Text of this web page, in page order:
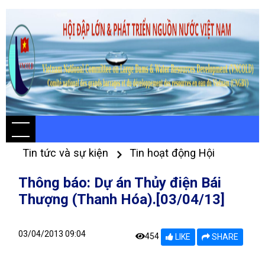
Tin tức và sự kiện Tin hoạt động Hội
Thông báo: Dự án Thủy điện Bái
Thượng (Thanh Hóa).[03/04/13]
03/04/2013 09:04 454 LIKE SHARE